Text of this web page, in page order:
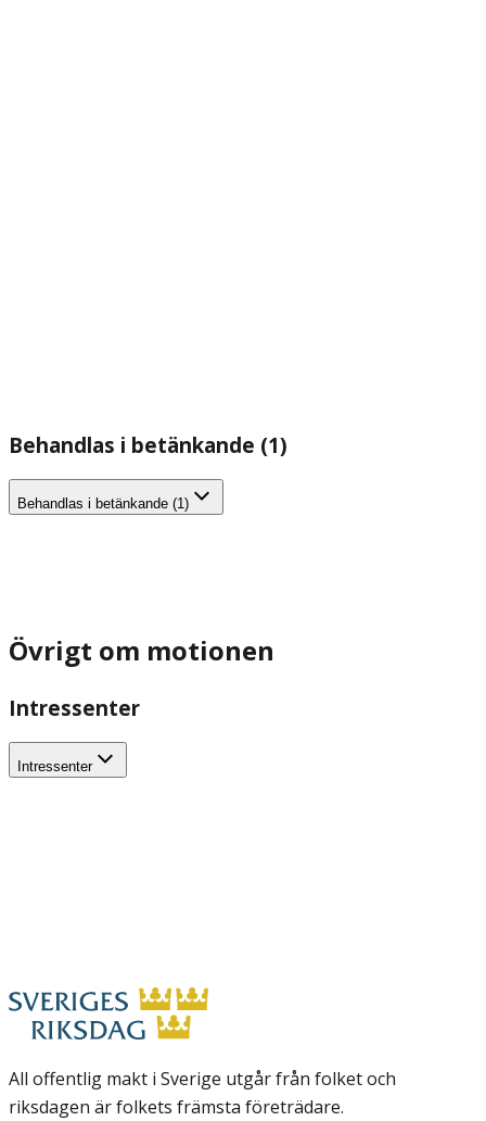
Behandlas i betänkande (1)
Behandlas i betänkande (1)
Övrigt om motionen
Intressenter
Intressenter
All offentlig makt i Sverige utgår från folket och
riksdagen är folkets främsta företrädare.